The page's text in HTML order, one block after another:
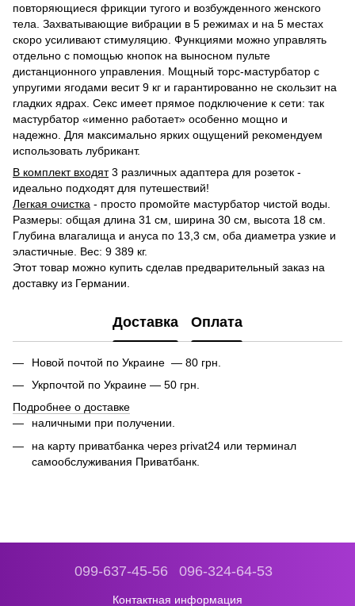
повторяющиеся фрикции тугого и возбужденного женского
тела. Захватывающие вибрации в 5 режимах и на 5 местах
скоро усиливают стимуляцию. Функциями можно управлять
отдельно с помощью кнопок на выносном пульте
дистанционного управления. Мощный торс-мастурбатор с
упругими ягодами весит 9 кг и гарантированно не скользит на
гладких ядрах. Секс имеет прямое подключение к сети: так
мастурбатор «именно работает» особенно мощно и
надежно. Для максимально ярких ощущений рекомендуем
использовать лубрикант.
В комплект входят3 различных адаптера для розеток -
идеально подходят для путешествий!
Легкая очистка - просто промойте мастурбатор чистой воды.
Размеры: общая длина 31 см, ширина 30 см, высота 18 см.
Глубина влагалища и ануса по 13,3 см, оба диаметра узкие и
эластичные. Вес: 9 389 кг.
Этот товар можно купить сделав предварительный заказ на
доставку из Германии.
Доставка Оплата
Новой почтой по Украине — 80 грн.
Укрпочтой по Украине — 50 грн.
Подробнее о доставке
наличными при получении.
на карту приватбанка через privat24 или терминал
самообслуживания Приватбанк.
099-637-45-56 096-324-64-53
Контактная информация